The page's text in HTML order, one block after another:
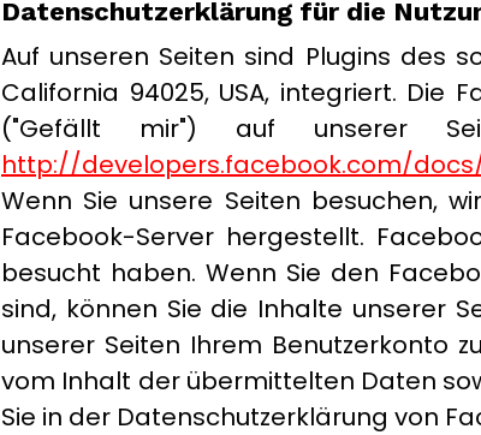
Datenschutzerklärung für die
Auf unseren Seiten sind Plugins des
California 94025, USA, integriert. Die
("Gefällt mir") auf unserer
http://developers.facebook.com/
Wenn Sie unsere Seiten besuchen,
Facebook-Server hergestellt.
besucht haben. Wenn Sie den
sind, können Sie die Inhalte unserer
unserer Seiten Ihrem Benutzerkonto
vom Inhalt der übermittelten Daten
Sie in der Datenschutzerklärung von